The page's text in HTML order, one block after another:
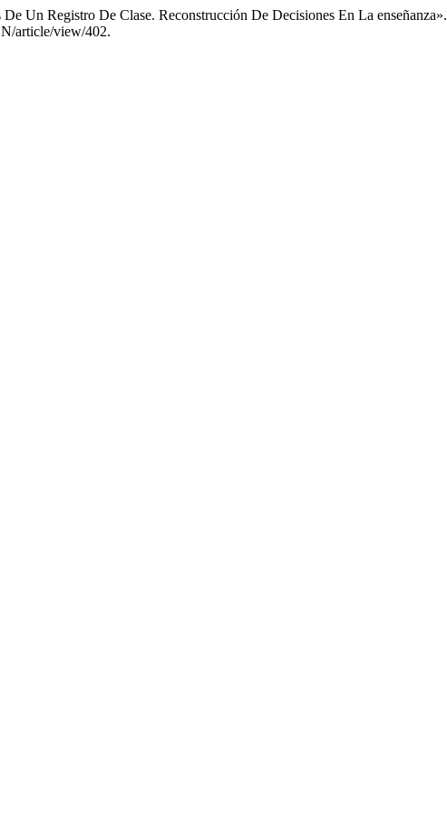
Un Registro De Clase. Reconstrucción De Decisiones En La enseñanza».
article/view/402.